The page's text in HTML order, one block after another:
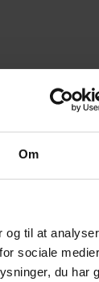
Om
og til at
sociale
du har